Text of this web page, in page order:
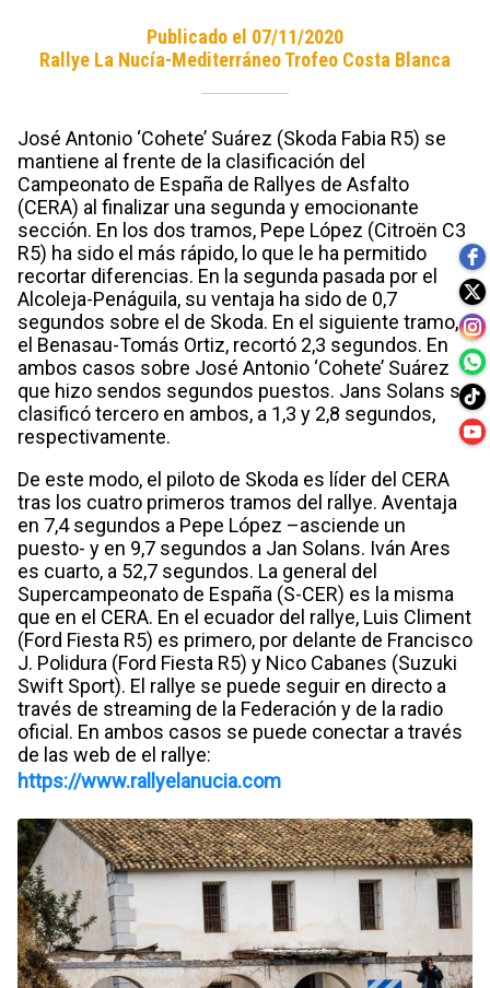
Publicado el 07/11/2020
Rallye La Nucía-Mediterráneo Trofeo Costa Blanca
José Antonio ‘Cohete’ Suárez (Skoda Fabia R5) se
mantiene al frente de la clasificación del
Campeonato de España de Rallyes de Asfalto
(CERA) al finalizar una segunda y emocionante
sección. En los dos tramos, Pepe López (Citroën C3
R5) ha sido el más rápido, lo que le ha permitido
recortar diferencias. En la segunda pasada por el
Alcoleja-Penáguila, su ventaja ha sido de 0,7
segundos sobre el de Skoda. En el siguiente tramo,
el Benasau-Tomás Ortiz, recortó 2,3 segundos. En
ambos casos sobre José Antonio ‘Cohete’ Suárez
que hizo sendos segundos puestos. Jans Solans se
clasificó tercero en ambos, a 1,3 y 2,8 segundos,
respectivamente.
De este modo, el piloto de Skoda es líder del CERA
tras los cuatro primeros tramos del rallye. Aventaja
en 7,4 segundos a Pepe López –asciende un
puesto- y en 9,7 segundos a Jan Solans. Iván Ares
es cuarto, a 52,7 segundos. La general del
Supercampeonato de España (S-CER) es la misma
que en el CERA. En el ecuador del rallye, Luis Climent
(Ford Fiesta R5) es primero, por delante de Francisco
J. Polidura (Ford Fiesta R5) y Nico Cabanes (Suzuki
Swift Sport). El rallye se puede seguir en directo a
través de streaming de la Federación y de la radio
oficial. En ambos casos se puede conectar a través
de las web de el rallye:
https://www.rallyelanucia.com